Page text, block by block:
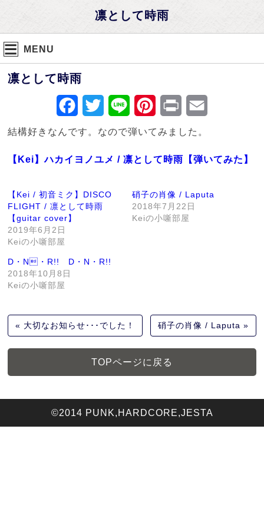
凛として時雨
MENU
凛として時雨
Facebook
Twitter Line Pinterest
Print
結構好きなんです。なので弾いてみました。
【Kei】ハカイヨノユメ / 凛として時雨【弾いてみた】
【Kei / 初音ミク】DISCO
FLIGHT / 凛として時雨
【guitar cover】
2019年6月2日
Keiの小噺部屋
硝子の肖像 / Laputa
2018年7月22日
Keiの小噺部屋
D・N・R!! D・N・R!!
2018年10月8日
Keiの小噺部屋
大切なお知らせ･･･でした！ 硝子の肖像 / Laputa
TOPページに戻る
©2014 PUNK,HARDCORE,JESTA